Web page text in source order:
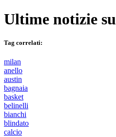
Ultime notizie su
Tag correlati:
milan
anello
austin
bagnaia
basket
belinelli
bianchi
blindato
calcio